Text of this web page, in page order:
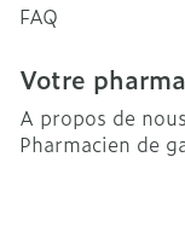
FAQ
Votre
A propos de nous
Pharmacien de